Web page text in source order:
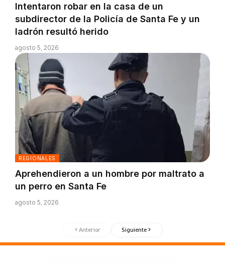
Intentaron robar en la casa de un
subdirector de la Policía de Santa Fe y un
ladrón resultó herido
agosto 5, 2026
REGIONALES
Aprehendieron a un hombre por maltrato a
un perro en Santa Fe
agosto 5, 2026
Anterior Siguiente